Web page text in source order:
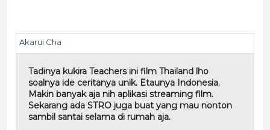
Akarui Cha
Tadinya kukira Teachers ini film Thailand lho
soalnya ide ceritanya unik. Etaunya Indonesia.
Makin banyak aja nih aplikasi streaming film.
Sekarang ada STRO juga buat yang mau nonton
sambil santai selama di rumah aja.